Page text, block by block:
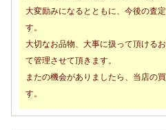
大変励みになるとともに、今後の査
す。
大切なお品物、大事に扱って頂ける
て管理させて頂きます。
またの機会がありましたら、当店の
す。